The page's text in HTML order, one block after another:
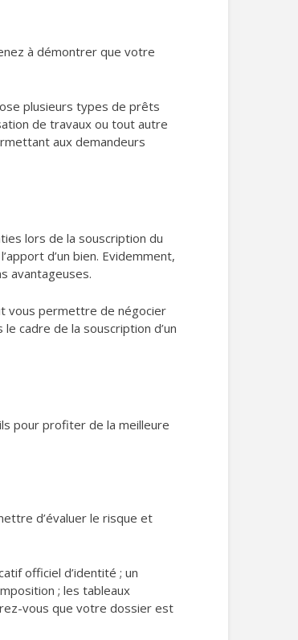
à démontrer que votre
plusieurs types de prêts
de travaux ou tout autre
aux demandeurs
lors de la souscription du
d’un bien. Evidemment,
avantageuses.
vous permettre de négocier
cadre de la souscription d’un
pour profiter de la meilleure
d’évaluer le risque et
officiel d’identité ; un
; les tableaux
vous que votre dossier est